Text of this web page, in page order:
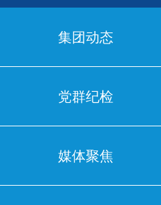
集团动态
党群纪检
媒体聚焦